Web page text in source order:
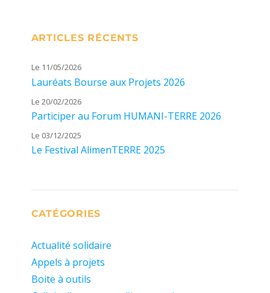
ARTICLES RÉCENTS
Le 11/05/2026
Lauréats Bourse aux Projets 2026
Le 20/02/2026
Participer au Forum HUMANI-TERRE 2026
Le 03/12/2025
Le Festival AlimenTERRE 2025
CATÉGORIES
Actualité solidaire
Appels à projets
Boite à outils